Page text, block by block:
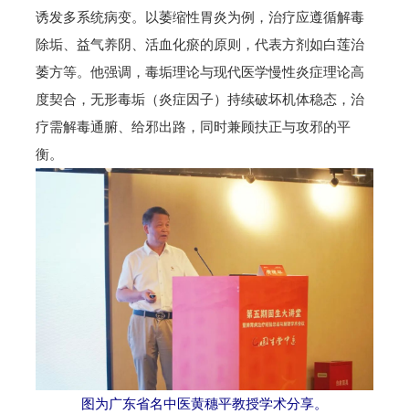
诱发多系统病变。以萎缩性胃炎为例，治疗应遵循解毒
除垢、益气养阴、活血化瘀的原则，代表方剂如白莲治
萎方等。他强调，毒垢理论与现代医学慢性炎症理论高
度契合，无形毒垢（炎症因子）持续破坏机体稳态，治
疗需解毒通腑、给邪出路，同时兼顾扶正与攻邪的平
衡。
图为广东省名中医黄穗平教授学术分享。